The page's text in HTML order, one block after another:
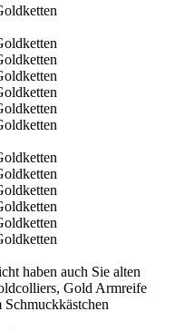
haben auch Sie alten
Gold Armreife